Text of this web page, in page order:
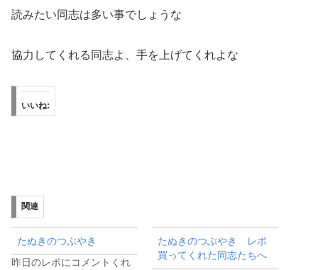
読みたい同志は多い事でしょうな
協力してくれる同志よ、手を上げてくれよな
いいね:
関連
たぬきのつぶやき
昨日のレポにコメントくれ
たぬきのつぶやき レポ
買ってくれた同志たちへ